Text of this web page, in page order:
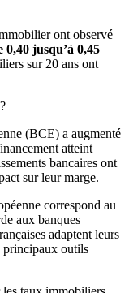
ont observé
jusqu’à 0,45
sur 20 ans ont
(BCE) a augmenté
atteint
bancaires ont
sur leur marge.
correspond au
aux banques
adaptent leurs
principaux outils